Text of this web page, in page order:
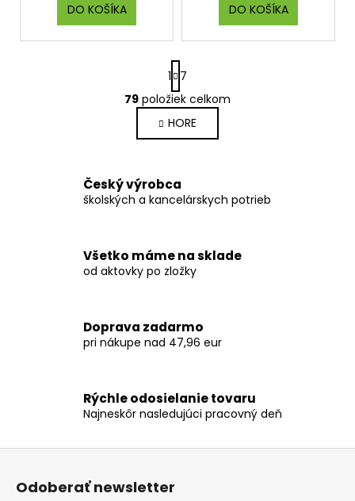
DO KOŠÍKA DO KOŠÍKA
O
v
l
d
a
p
r
y
v
i
s
S
t
r
á
n
k
a
n
1
7
79 položiek celkom
HORE
Český výrobca
školských a kancelárskych potrieb
Všetko máme na sklade
od aktovky po zložky
Doprava zadarmo
pri nákupe nad 47,96 eur
Rýchle odosielanie tovaru
Najneskôr nasledujúci pracovný deň
Z
Odoberať newsletter